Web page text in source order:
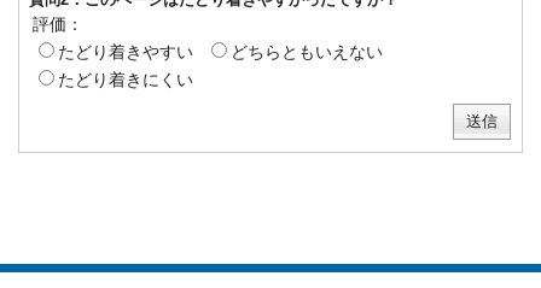
評価：
たどり着きやすい
どちらともいえない
たどり着きにくい